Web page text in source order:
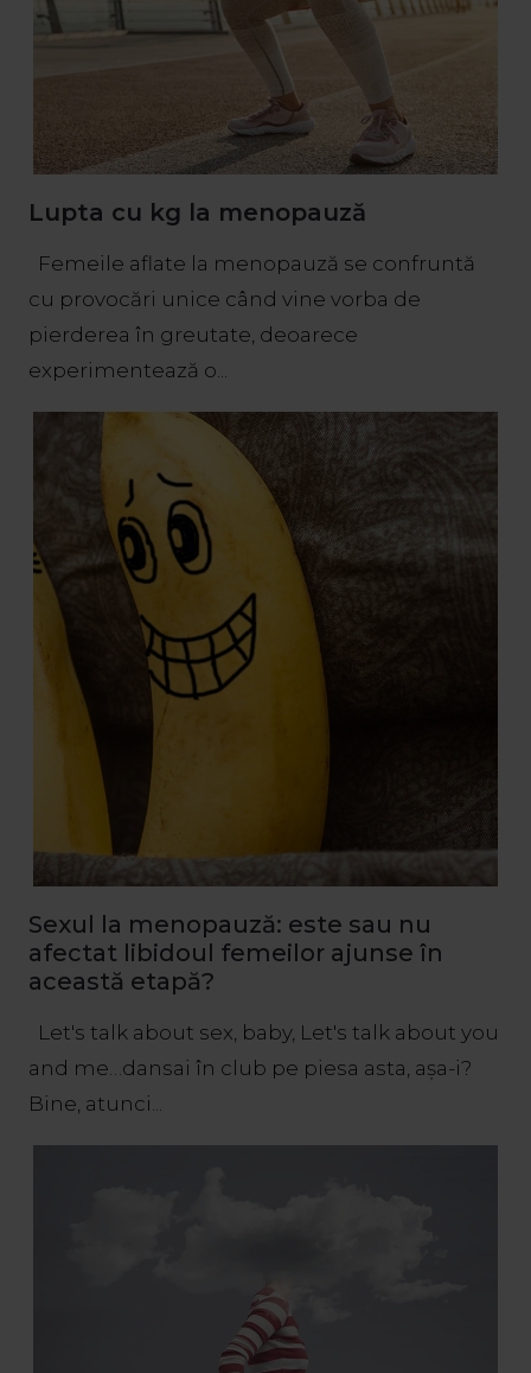
Lupta cu kg la menopauză
Femeile aflate la menopauză se confruntă
cu provocări unice când vine vorba de
pierderea în greutate, deoarece
experimentează o...
Sexul la menopauză: este sau nu
afectat libidoul femeilor ajunse în
această etapă?
Let's talk about sex, baby, Let's talk about you
and me…dansai în club pe piesa asta, așa-i?
Bine, atunci...